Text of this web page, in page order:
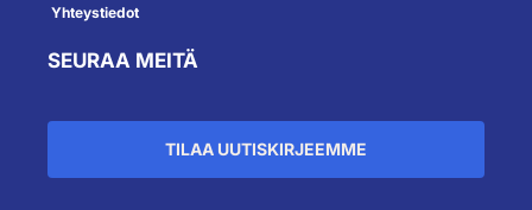
Yhteystiedot
SEURAA MEITÄ
TILAA UUTISKIRJEEMME